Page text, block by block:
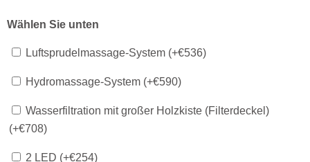
Wählen Sie unten
Luftsprudelmassage-System (+€536)
Hydromassage-System (+€590)
Wasserfiltration mit großer Holzkiste (Filterdeckel)
(+€708)
2 LED (+€254)